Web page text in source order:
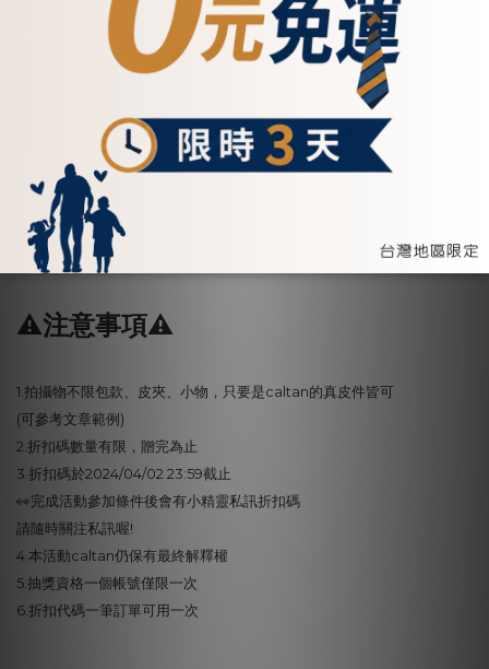
👉參加活動看這邊
⚠️注意事項⚠️
1.拍攝物不限包款、皮夾、小物，只要是caltan的真皮件皆可
(可參考文章範例)
2.折扣碼數量有限，贈完為止
3.折扣碼於2024/04/02 23:59截止
👀完成活動參加條件後會有小精靈私訊折扣碼
請隨時關注私訊喔!
4.本活動caltan仍保有最終解釋權
5.抽獎資格一個帳號僅限一次
6.折扣代碼一筆訂單可用一次